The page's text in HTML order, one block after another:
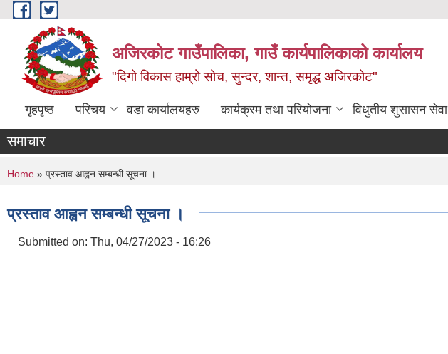
Skip to main content
अजिरकोट गाउँपालिका, गाउँ कार्यपालिकाको कार्यालय
"दिगो विकास हाम्रो सोच, सुन्दर, शान्त, समृद्ध अजिरकोट"
गृहपृष्ठ परिचय वडा कार्यालयहरु कार्यक्रम तथा परियोजना विधुतीय शुसासन सेवा
समाचार
You are here
Home » प्रस्ताव आह्वन सम्बन्धी सूचना ।
प्रस्ताव आह्वन सम्बन्धी सूचना ।
Submitted on: Thu, 04/27/2023 - 16:26